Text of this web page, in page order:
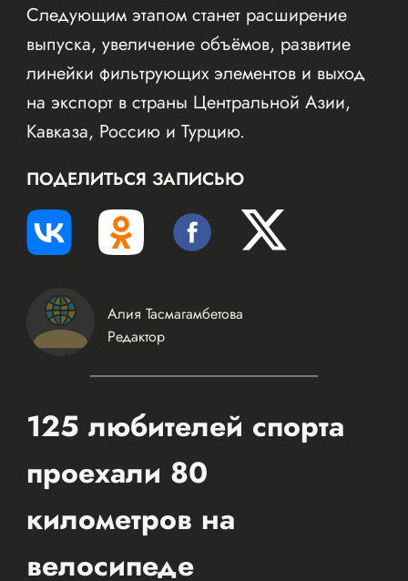
Следующим этапом станет расширение
выпуска, увеличение объёмов, развитие
линейки фильтрующих элементов и выход
на экспорт в страны Центральной Азии,
Кавказа, Россию и Турцию.
ПОДЕЛИТЬСЯ ЗАПИСЬЮ
Алия Тасмагамбетова
Редактор
125 любителей спорта
проехали 80
километров на
велосипеде